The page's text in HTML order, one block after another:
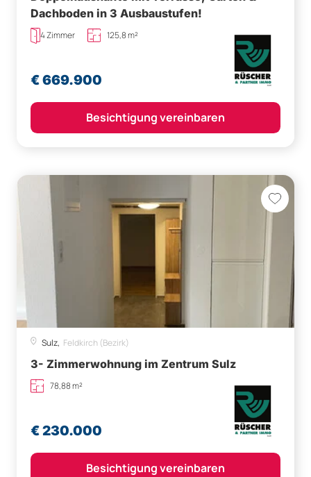
Dachboden in 3 Ausbaustufen!
4 Zimmer 125,8 m²
€ 669.900
Besichtigung vereinbaren
Sulz, Feldkirch (Bezirk)
3- Zimmerwohnung im Zentrum Sulz
78,88 m²
€ 230.000
Besichtigung vereinbaren